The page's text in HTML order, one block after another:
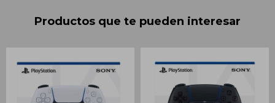
Productos que te pueden interesar